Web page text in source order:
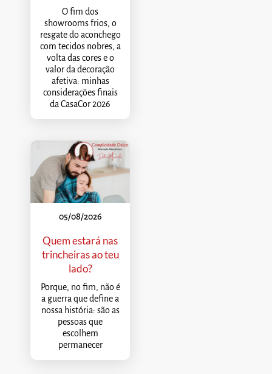
O fim dos
showrooms frios, o
resgate do aconchego
com tecidos nobres, a
volta das cores e o
valor da decoração
afetiva: minhas
considerações finais
da CasaCor 2026
05/08/2026
Quem estará nas
trincheiras ao teu
lado?
Porque, no fim, não é
a guerra que define a
nossa história: são as
pessoas que
escolhem
permanecer